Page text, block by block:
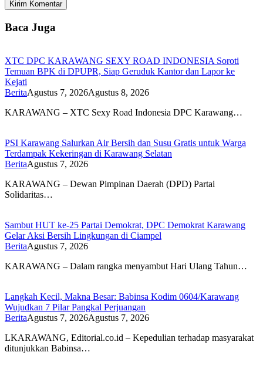
Baca Juga
XTC DPC KARAWANG SEXY ROAD INDONESIA Soroti
Temuan BPK di DPUPR, Siap Geruduk Kantor dan Lapor ke
Kejati
BeritaAgustus 7, 2026Agustus 8, 2026
KARAWANG – XTC Sexy Road Indonesia DPC Karawang…
PSI Karawang Salurkan Air Bersih dan Susu Gratis untuk Warga
Terdampak Kekeringan di Karawang Selatan
BeritaAgustus 7, 2026
KARAWANG – Dewan Pimpinan Daerah (DPD) Partai
Solidaritas…
Sambut HUT ke-25 Partai Demokrat, DPC Demokrat Karawang
Gelar Aksi Bersih Lingkungan di Ciampel
BeritaAgustus 7, 2026
KARAWANG – Dalam rangka menyambut Hari Ulang Tahun…
Langkah Kecil, Makna Besar: Babinsa Kodim 0604/Karawang
Wujudkan 7 Pilar Pangkal Perjuangan
BeritaAgustus 7, 2026Agustus 7, 2026
LKARAWANG, Editorial.co.id – Kepedulian terhadap masyarakat
ditunjukkan Babinsa…